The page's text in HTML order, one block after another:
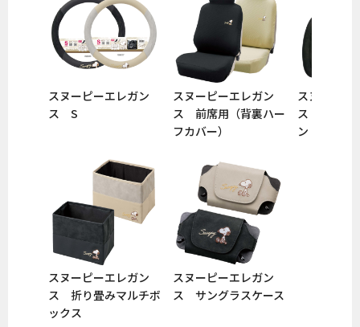
スヌーピーエレガン
ス S
スヌーピーエレガン
ス 前席用（背裏ハー
フカバー）
スヌーピー
ス シング
ン
スヌーピーエレガン
ス 折り畳みマルチボ
ックス
スヌーピーエレガン
ス サングラスケース